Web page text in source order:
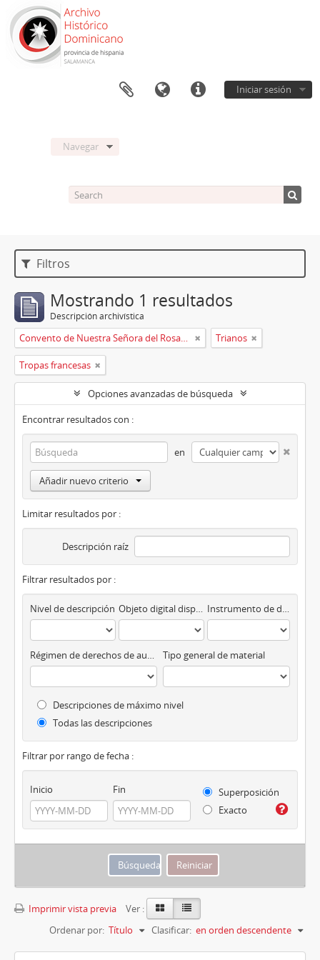
Iniciar sesión
Navegar
Filtros
Mostrando 1 resultados
Descripción archivística
Convento de Nuestra Señora del Rosario de Oviedo Trianos
Tropas francesas
Opciones avanzadas de búsqueda
Encontrar resultados con :
en
Añadir nuevo criterio
Limitar resultados por :
Descripción raíz
Filtrar resultados por :
Nivel de descripción Objeto digital disponibles Instrumento de descripción
Régimen de derechos de autor Tipo general de material
Descripciones de máximo nivel
Todas las descripciones
Filtrar por rango de fecha :
Inicio Fin
Superposición
Exacto
Imprimir vista previa
Ver :
Ordenar por: Título Clasificar: en orden descendente